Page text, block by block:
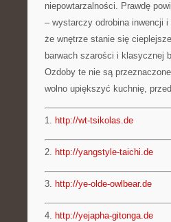
niepowtarzalności. Prawdę
– wystarczy odrobina inwencji
że wnętrze stanie się
barwach szarości i klasycznej
Ozdoby te nie są
wolno upiększyć kuchnię,
1. http://wt-tsikolas.de
2. http://yangstyle-taichi.de
3. http://ye-olde-owlbear.de
4. http://yejapha-gitonga.de